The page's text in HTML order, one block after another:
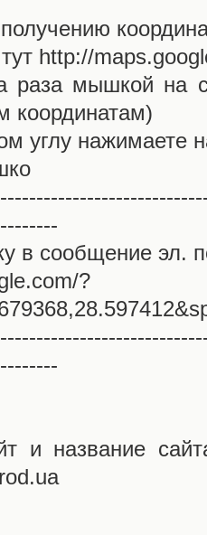
http://
раза мышкой на
координатам)
углу нажимаете
в сообщение эл.
?
и название